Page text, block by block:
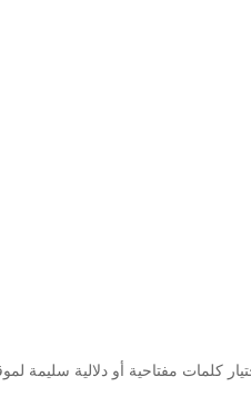
كلمات مفتاحية أو دلالية سليمة